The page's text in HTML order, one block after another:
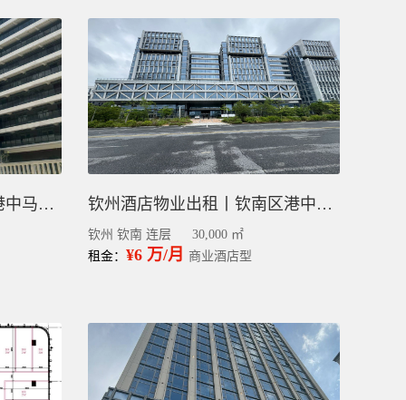
钦州公寓物业出租丨钦南港中马园区整栋毛坯6.1万平 钦州酒店物业出租丨钦南区港中马园区3万平
钦州 钦南 连层
30,000 ㎡
租金： ¥6 万/月 商业酒店型